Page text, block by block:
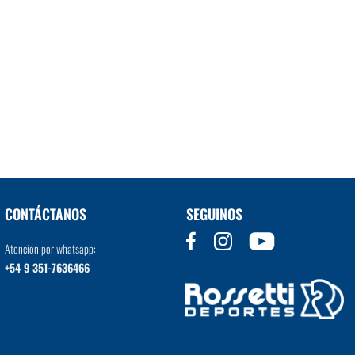
CONTÁCTANOS
Atención por whatsapp:
+54 9 351-7636466
SEGUINOS